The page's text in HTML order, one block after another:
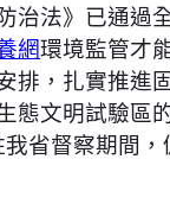
治法》已通過
網環境監管才
排，扎實推進
態文明試驗區
省督察期間